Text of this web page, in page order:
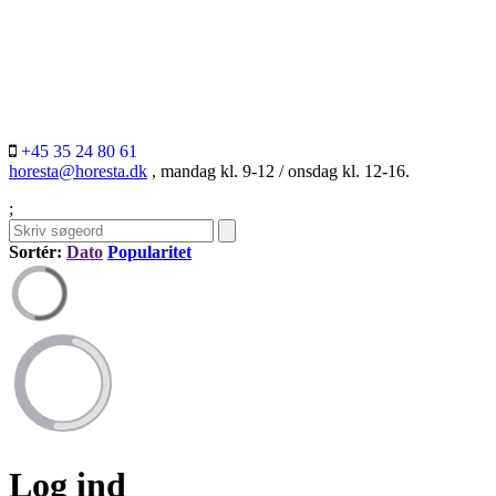
+45 35 24 80 61
horesta@horesta.dk , mandag kl. 9-12 / onsdag kl. 12-16.
;
Sortér: Dato Popularitet
Log ind